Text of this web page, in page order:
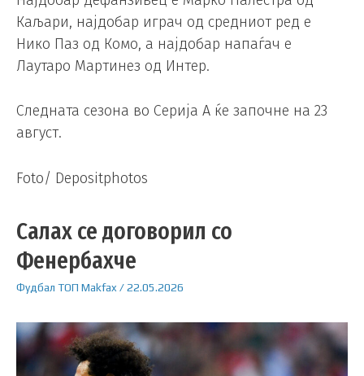
Каљари, најдобар играч од средниот ред е
Нико Паз од Комо, а најдобар напаѓач е
Лаутаро Мартинез од Интер.
Следната сезона во Серија А ќе започне на 23
август.
Foto/ Depositphotos
Салах се договорил со
Фенербахче
Фудбал ТОП Makfax /22.05.2026